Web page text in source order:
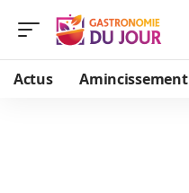
Actus Amincissement